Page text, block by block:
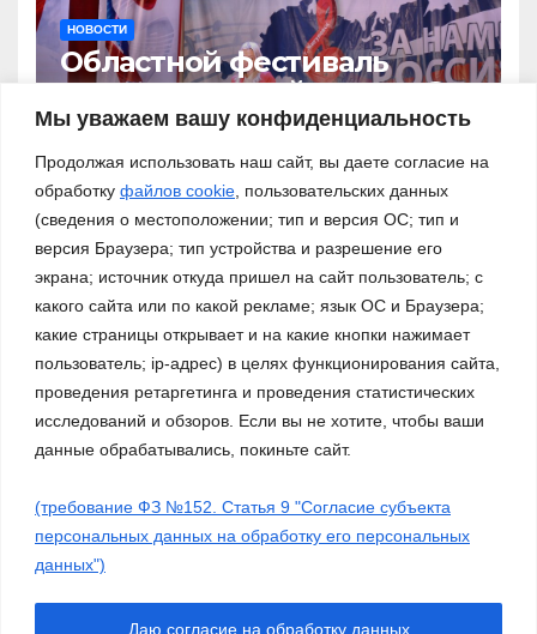
Мы уважаем вашу конфиденциальность
Продолжая использовать наш сайт, вы даете согласие на
обработку файлов cookie , пользовательских данных
(сведения о местоположении; тип и версия ОС; тип и
версия Браузера; тип устройства и разрешение его
экрана; источник откуда пришел на сайт пользователь; с
какого сайта или по какой рекламе; язык ОС и Браузера;
какие страницы открывает и на какие кнопки нажимает
пользователь; ip-адрес) в целях функционирования сайта,
проведения ретаргетинга и проведения статистических
исследований и обзоров. Если вы не хотите, чтобы ваши
данные обрабатывались, покиньте сайт.
(требование ФЗ №152. Статья 9 "Согласие субъекта
персональных данных на обработку его персональных
данных")
Даю согласие на обработку данных
НОВОСТИ
Областной фестиваль
патриотической песни «За
нами – Россия!»
Сайт работает на WordPress|Тема: Newsup, авторThemeansar
Молодежные объединения Нормативные документы